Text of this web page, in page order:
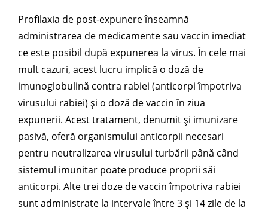
Profilaxia de post-expunere înseamnă
administrarea de medicamente sau vaccin imediat
ce este posibil după expunerea la virus. În cele mai
mult cazuri, acest lucru implică o doză de
imunoglobulină contra rabiei (anticorpi împotriva
virusului rabiei) și o doză de vaccin în ziua
expunerii. Acest tratament, denumit și imunizare
pasivă, oferă organismului anticorpii necesari
pentru neutralizarea virusului turbării până când
sistemul imunitar poate produce proprii săi
anticorpi. Alte trei doze de vaccin împotriva rabiei
sunt administrate la intervale între 3 și 14 zile de la